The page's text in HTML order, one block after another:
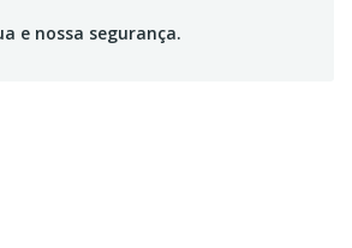
e nossa segurança.